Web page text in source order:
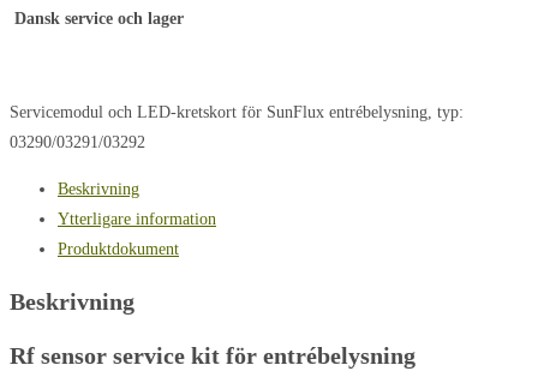
mängd
Dansk service och lager
Servicemodul och LED-kretskort för SunFlux entrébelysning, typ:
03290/03291/03292
Beskrivning
Ytterligare information
Produktdokument
Beskrivning
Rf sensor service kit för entrébelysning